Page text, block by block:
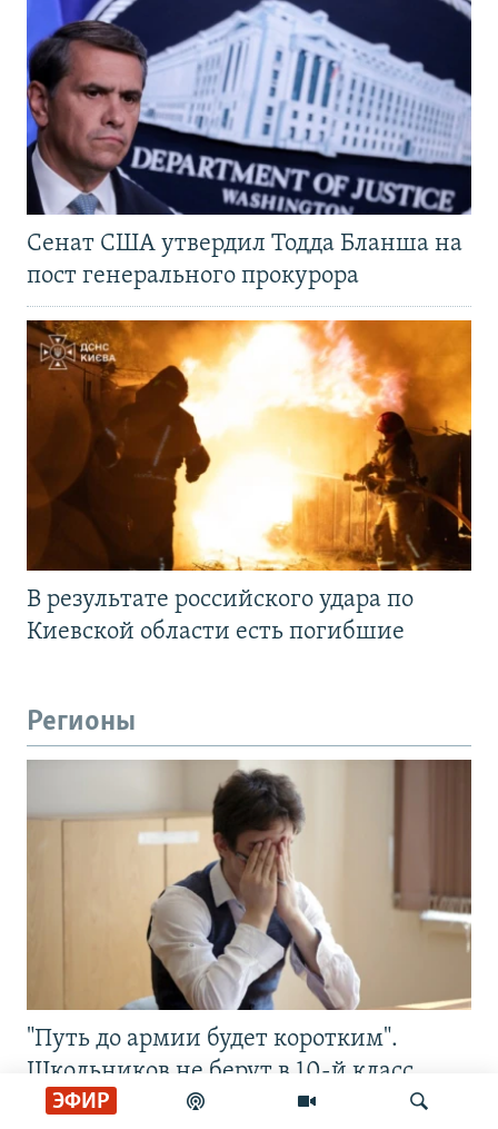
ЭФИР
Сенат США утвердил Тодда Бланша на
пост генерального прокурора
В результате российского удара по
Киевской области есть погибшие
Регионы
"Путь до армии будет коротким".
Школьников не берут в 10-й класс